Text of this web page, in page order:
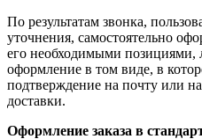
По результатам звонка,
уточнения, самостоятельно
его необходимыми позициями,
оформление в том виде, в
подтверждение на почту или
доставки.
Оформление заказа в